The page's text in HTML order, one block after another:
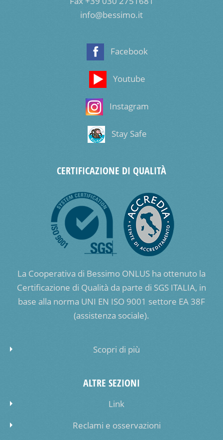
info@bessimo.it
Facebook
Youtube
Instagram
Stay Safe
CERTIFICAZIONE DI QUALITÀ
La Cooperativa di Bessimo ONLUS ha ottenuto la
Certificazione di Qualità da parte di SGS ITALIA, in
base alla norma UNI EN ISO 9001 settore EA 38F
(assistenza sociale).
Scopri di più
ALTRE SEZIONI
Link
Reclami e osservazioni